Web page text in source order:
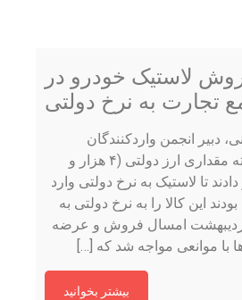
لاستیک خودرو در
تجارت به نرخ دولتی
دبیر انجمن واردکنندگان
تایرگفت: سال گذشته مقداری ارز دولتی (۴ هزار و
دادند تا لاستیک به نرخ دولتی وارد
این کالا را به نرخ دولتی به
امسال فروش و عرضه
با موانعی مواجه شد که […]
بیشتر بخوانید